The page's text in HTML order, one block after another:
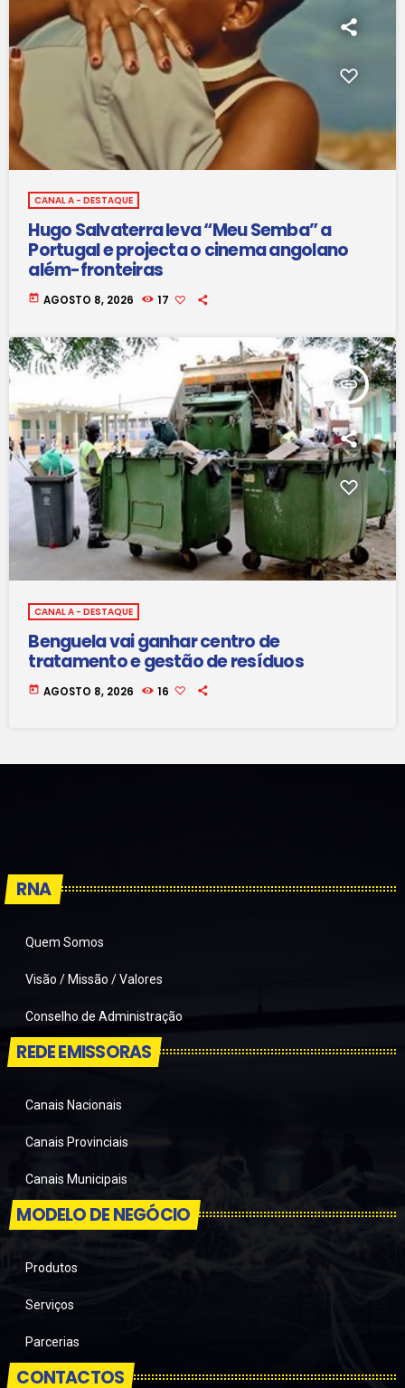
CANAL A - DESTAQUE
Hugo Salvaterra leva “Meu Semba” a
Portugal e projecta o cinema angolano
além-fronteiras
today AGOSTO 8, 2026 17
insert_link
CANAL A - DESTAQUE
Benguela vai ganhar centro de
tratamento e gestão de resíduos
today AGOSTO 8, 2026 16
RNA
Quem Somos
Visão / Missão / Valores
Conselho de Administração
REDE EMISSORAS
Canais Nacionais
Canais Provinciais
Canais Municipais
MODELO DE NEGÓCIO
Produtos
Serviços
Parcerias
CONTACTOS